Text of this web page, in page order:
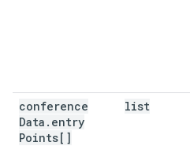
conference
Data . entry
Points[]
list